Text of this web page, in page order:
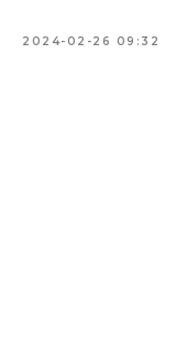
2024-02-26 09:32